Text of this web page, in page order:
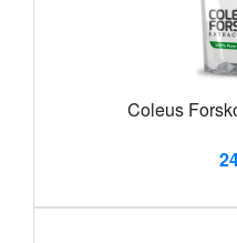
Coleus